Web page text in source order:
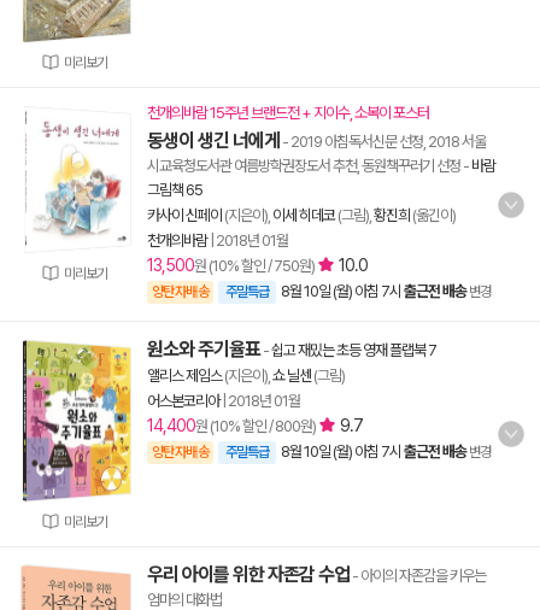
미리보기
미리보기
천개의바람 15주년 브랜드전 + 지이수, 소복이 포스터
동생이 생긴 너에게 - 2019 아침독서신문 선정, 2018 서울
시교육청도서관 여름방학권장도서 추천, 동원책꾸러기 선정 - 바람
그림책 65
카사이 신페이 (지은이), 이세 히데코(그림), 황진희 (옮긴이)
천개의바람| 2018년 01월
13,500원 (10% 할인 / 750원) 10.0
양탄자배송 주말특급 8월 10일 (월) 아침 7시 출근전 배송 변경
미리보기
원소와 주기율표-쉽고 재밌는 초등 영재 플랩북 7
앨리스 제임스(지은이), 쇼 닐센 (그림)
어스본코리아| 2018년 01월
14,400원 (10% 할인 / 800원) 9.7
양탄자배송 주말특급 8월 10일 (월) 아침 7시 출근전 배송 변경
우리 아이를 위한 자존감 수업 - 아이의 자존감을 키우는
엄마의 대화법